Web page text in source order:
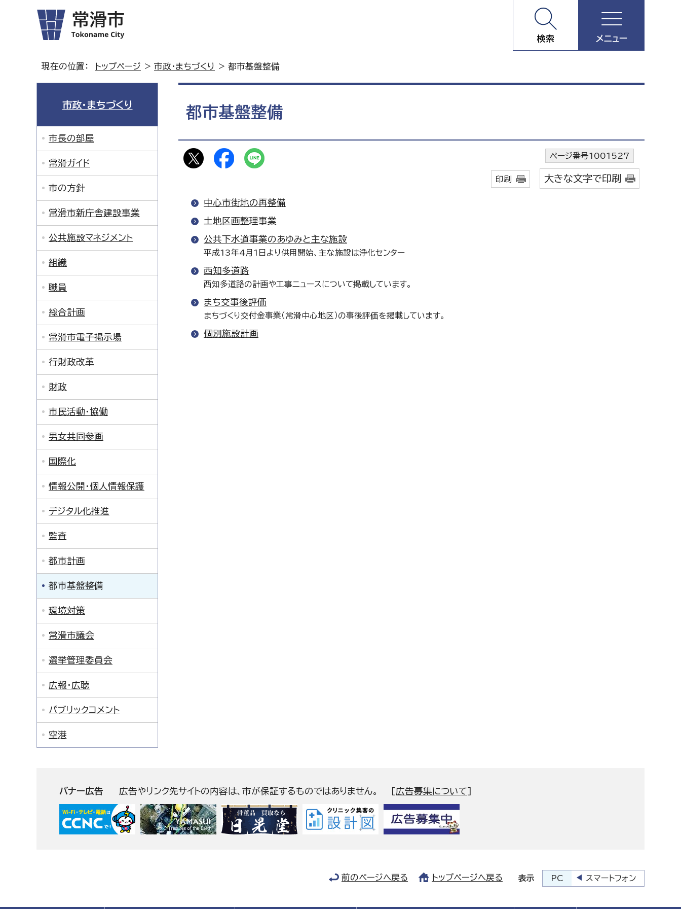
検索 メニュー
現在の位置： トップページ > 市政・まちづくり > 都市基盤整備
都市基盤整備
ページ番号1001527
印刷 大きな文字で印刷
中心市街地の再整備
土地区画整理事業
公共下水道事業のあゆみと主な施設
平成13年4月1日より供用開始、主な施設は浄化センター
西知多道路
西知多道路の計画や工事ニュースについて掲載しています。
まち交事後評価
まちづくり交付金事業（常滑中心地区）の事後評価を掲載しています。
個別施設計画
市政・まちづくり
市長の部屋
常滑ガイド
市の方針
常滑市新庁舎建設事業
公共施設マネジメント
組織
職員
総合計画
常滑市電子掲示場
行財政改革
財政
市民活動・協働
男女共同参画
国際化
情報公開・個人情報保護
デジタル化推進
監査
都市計画
都市基盤整備
環境対策
常滑市議会
選挙管理委員会
広報・広聴
パブリックコメント
空港
バナー広告 広告やリンク先サイトの内容は、市が保証するものではありません。 [広告募集について]
前のページへ戻る トップページへ戻る 表示 PC スマートフォン